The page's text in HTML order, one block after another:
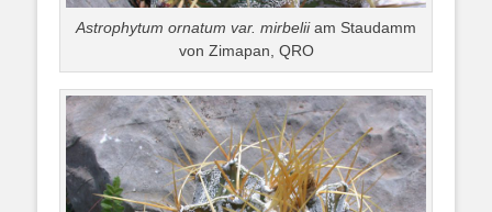
Astrophytum ornatum var. mirbeliiam Staudamm
von Zimapan, QRO